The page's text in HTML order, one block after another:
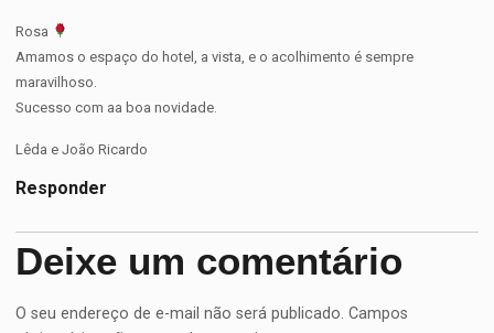
Rosa
Amamos o espaço do hotel, a vista, e o acolhimento é sempre
maravilhoso.
Sucesso com aa boa novidade.
Lêda e João Ricardo
Responder
Deixe um comentário
O seu endereço de e-mail não será publicado. Campos